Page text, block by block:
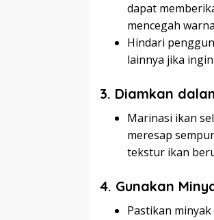
dapat
mencegah
Hindari
lainnya jika
3. Diamkan
Marinasi ikan
meresap
tekstur ikan
4. Gunakan
Pastikan